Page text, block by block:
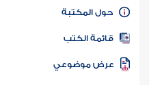
كتاب الأمة
المكتبة
الكتب